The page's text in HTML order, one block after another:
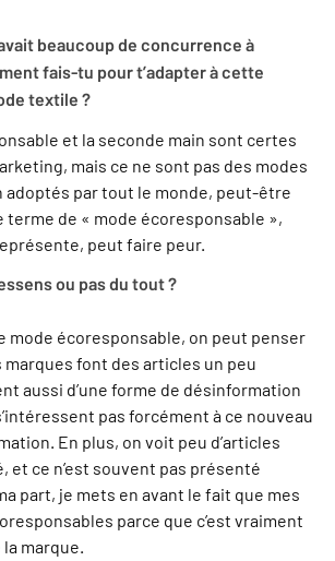
avait beaucoup de concurrence à
fais-tu pour t’adapter à cette
textile ?
et la seconde main sont certes
mais ce ne sont pas des modes
adoptés par tout le monde, peut-être
terme de « mode écoresponsable »,
peut faire peur.
ou pas du tout ?
mode écoresponsable, on peut penser
marques font des articles un peu
aussi d’une forme de désinformation
pas forcément à ce nouveau
En plus, on voit peu d’articles
et ce n’est souvent pas présenté
part, je mets en avant le fait que mes
parce que c’est vraiment
marque.